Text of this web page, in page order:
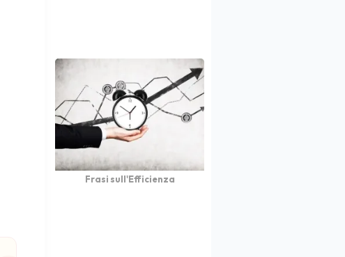
Frasi sull'Efficienza